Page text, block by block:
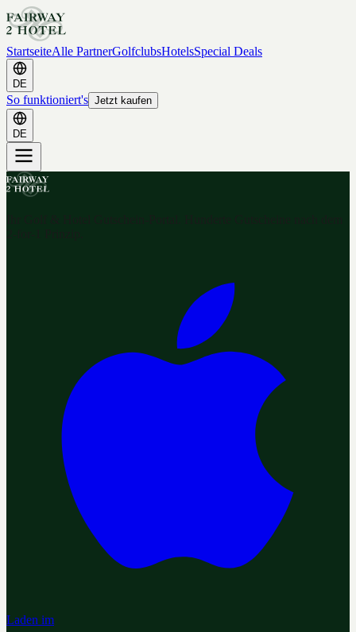
StartseiteAlle PartnerGolfclubsHotelsSpecial Deals
DE
So funktioniert's Jetzt kaufen
DE
Laden im